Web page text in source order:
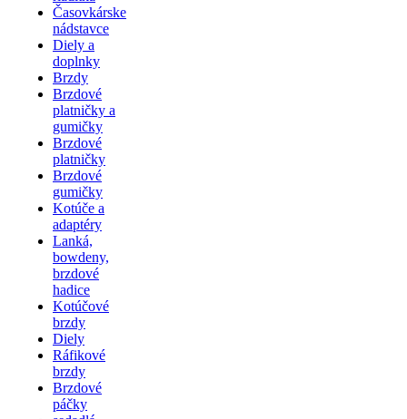
Časovkárske
nádstavce
Diely a
doplnky
Brzdy
Brzdové
platničky a
gumičky
Brzdové
platničky
Brzdové
gumičky
Kotúče a
adaptéry
Lanká,
bowdeny,
brzdové
hadice
Kotúčové
brzdy
Diely
Ráfikové
brzdy
Brzdové
páčky